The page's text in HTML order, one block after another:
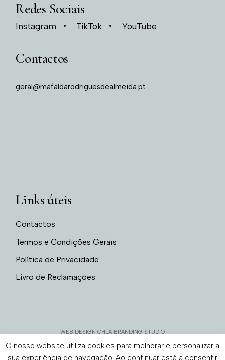
Redes Sociais
Instagram TikTok YouTube
Contactos
geral@mafaldarodriguesdealmeida.pt
Links úteis
Contactos
Termos e Condições Gerais
Política de Privacidade
Livro de Reclamações
WEB DESIGN OHLA BRANDING STUDIO
O nosso website utiliza cookies para melhorar e personalizar a
sua experiência de navegação. Ao continuar está a consentir